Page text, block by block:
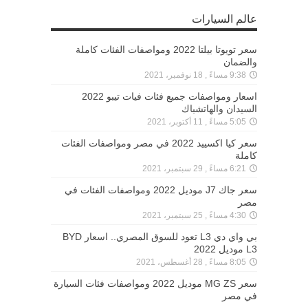
عالم السيارات
سعر تويوتا بيلتا 2022 ومواصفات الفئات كاملة
والضمان
9:38 مساءً , 18 نوفمبر، 2021
اسعار ومواصفات جميع فئات فيات تيبو 2022
السيدان والهاتشباك
5:05 مساءً , 11 أكتوبر، 2021
سعر كيا اكسييد 2022 في مصر ومواصفات الفئات
كاملة
6:21 مساءً , 29 سبتمبر، 2021
سعر جاك J7 موديل 2022 ومواصفات الفئات في
مصر
4:30 مساءً , 25 سبتمبر، 2021
بي واي دي L3 تعود للسوق المصري.. اسعار BYD
L3 موديل 2022
8:05 مساءً , 28 أغسطس، 2021
سعر MG ZS موديل 2022 ومواصفات فئات السيارة
في مصر